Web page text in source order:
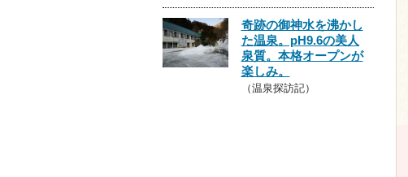
奇跡の御神水を沸かし
た温泉。pH9.6の美人
泉質。本格オープンが
楽しみ。
（温泉探訪記）